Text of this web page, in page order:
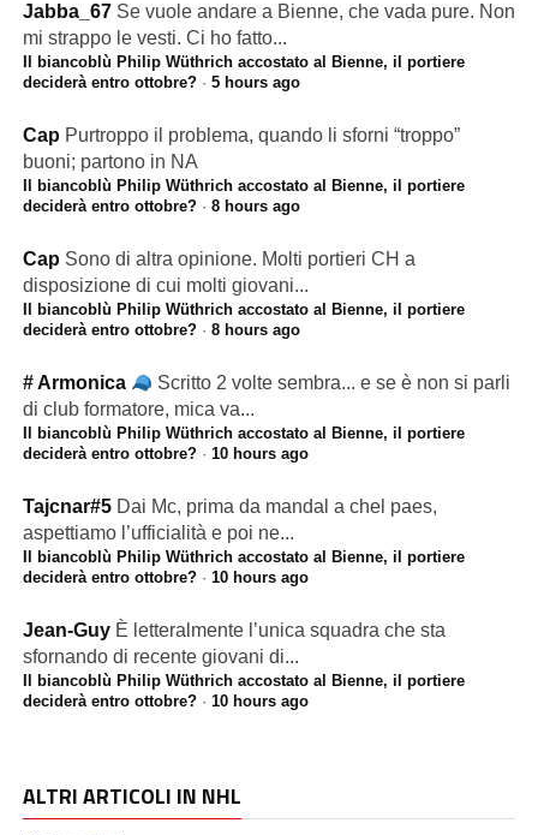
Jabba_67 Se vuole andare a Bienne, che vada pure. Non
mi strappo le vesti. Ci ho fatto...
Il biancoblù Philip Wüthrich accostato al Bienne, il portiere
deciderà entro ottobre?· 5 hours ago
Cap Purtroppo il problema, quando li sforni “troppo”
buoni; partono in NA
Il biancoblù Philip Wüthrich accostato al Bienne, il portiere
deciderà entro ottobre?· 8 hours ago
Cap Sono di altra opinione. Molti portieri CH a
disposizione di cui molti giovani...
Il biancoblù Philip Wüthrich accostato al Bienne, il portiere
deciderà entro ottobre?· 8 hours ago
# Armonica
Scritto 2 volte sembra... e se è non si parli
di club formatore, mica va...
Il biancoblù Philip Wüthrich accostato al Bienne, il portiere
deciderà entro ottobre?· 10 hours ago
Tajcnar#5 Dai Mc, prima da mandal a chel paes,
aspettiamo l’ufficialità e poi ne...
Il biancoblù Philip Wüthrich accostato al Bienne, il portiere
deciderà entro ottobre?· 10 hours ago
Jean-Guy È letteralmente l’unica squadra che sta
sfornando di recente giovani di...
Il biancoblù Philip Wüthrich accostato al Bienne, il portiere
deciderà entro ottobre?· 10 hours ago
ALTRI ARTICOLI IN NHL